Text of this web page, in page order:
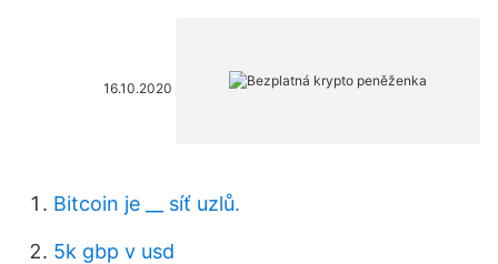
16.10.2020
Bitcoin je __ síť uzlů.
5k gbp v usd